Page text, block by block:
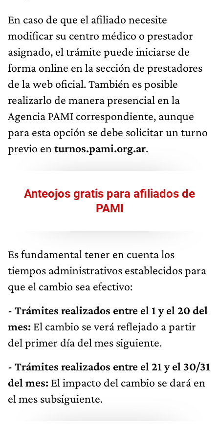
En caso de que el afiliado necesite
modificar su centro médico o prestador
asignado, el trámite puede iniciarse de
forma online en la sección de prestadores
de la web oficial. También es posible
realizarlo de manera presencial en la
Agencia PAMI correspondiente, aunque
para esta opción se debe solicitar un turno
previo en turnos.pami.org.ar.
Anteojos gratis para afiliados de
PAMI
Es fundamental tener en cuenta los
tiempos administrativos establecidos para
que el cambio sea efectivo:
- Trámites realizados entre el 1 y el 20 del
mes: El cambio se verá reflejado a partir
del primer día del mes siguiente.
- Trámites realizados entre el 21 y el 30/31
del mes: El impacto del cambio se dará en
el mes subsiguiente.